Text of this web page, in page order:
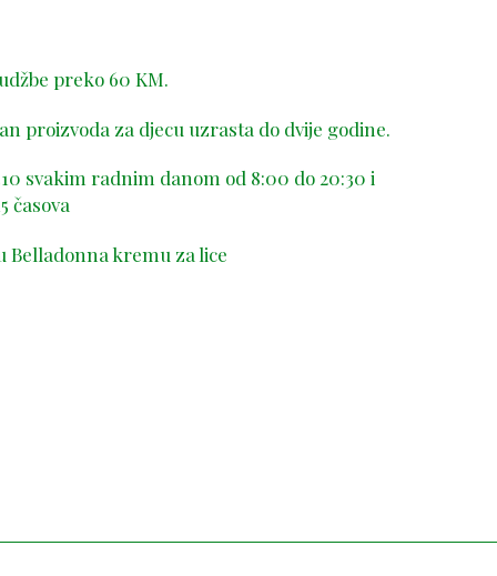
preko 60 KM.
proizvoda za djecu uzrasta do dvije godine.
svakim radnim danom od 8:00 do 20:30 i
časova
Belladonna kremu za lice